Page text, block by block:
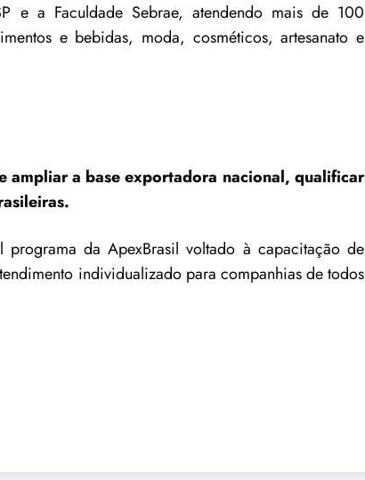
e a Faculdade Sebrae, atendendo mais de 100
e bebidas, moda, cosméticos, artesanato e
a base exportadora nacional, qualificar
da ApexBrasil voltado à capacitação de
individualizado para companhias de todos